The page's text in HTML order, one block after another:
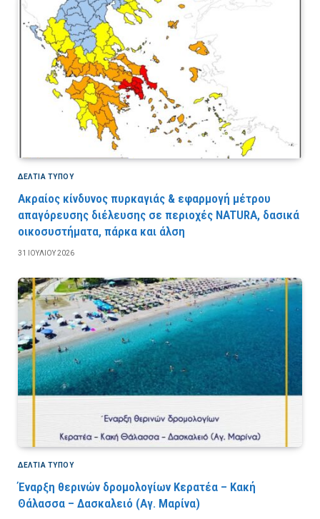
ΔΕΛΤΙΑ ΤΥΠΟΥ
Ακραίος κίνδυνος πυρκαγιάς & εφαρμογή μέτρου
απαγόρευσης διέλευσης σε περιοχές NATURA, δασικά
οικοσυστήματα, πάρκα και άλση
31 ΙΟΥΛΊΟΥ 2026
ΔΕΛΤΙΑ ΤΥΠΟΥ
Έναρξη θερινών δρομολογίων Κερατέα – Κακή
Θάλασσα – Δασκαλειό (Αγ. Μαρίνα)